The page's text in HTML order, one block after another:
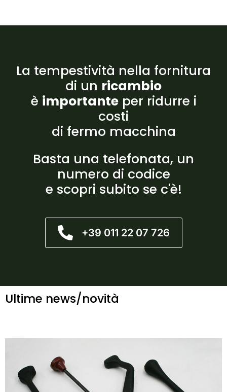
La tempestività nella fornitura
di un ricambio
è importanteper ridurre i
costi
di fermo macchina
Basta una telefonata, un
numero di codice
e scopri subito se c'è!
+39 011 22 07 726
Ultime news/novità